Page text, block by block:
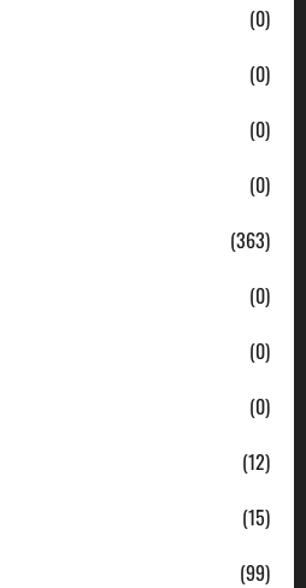
(0)
(0)
(0)
(0)
(363)
(0)
(0)
(0)
(12)
(15)
(99)